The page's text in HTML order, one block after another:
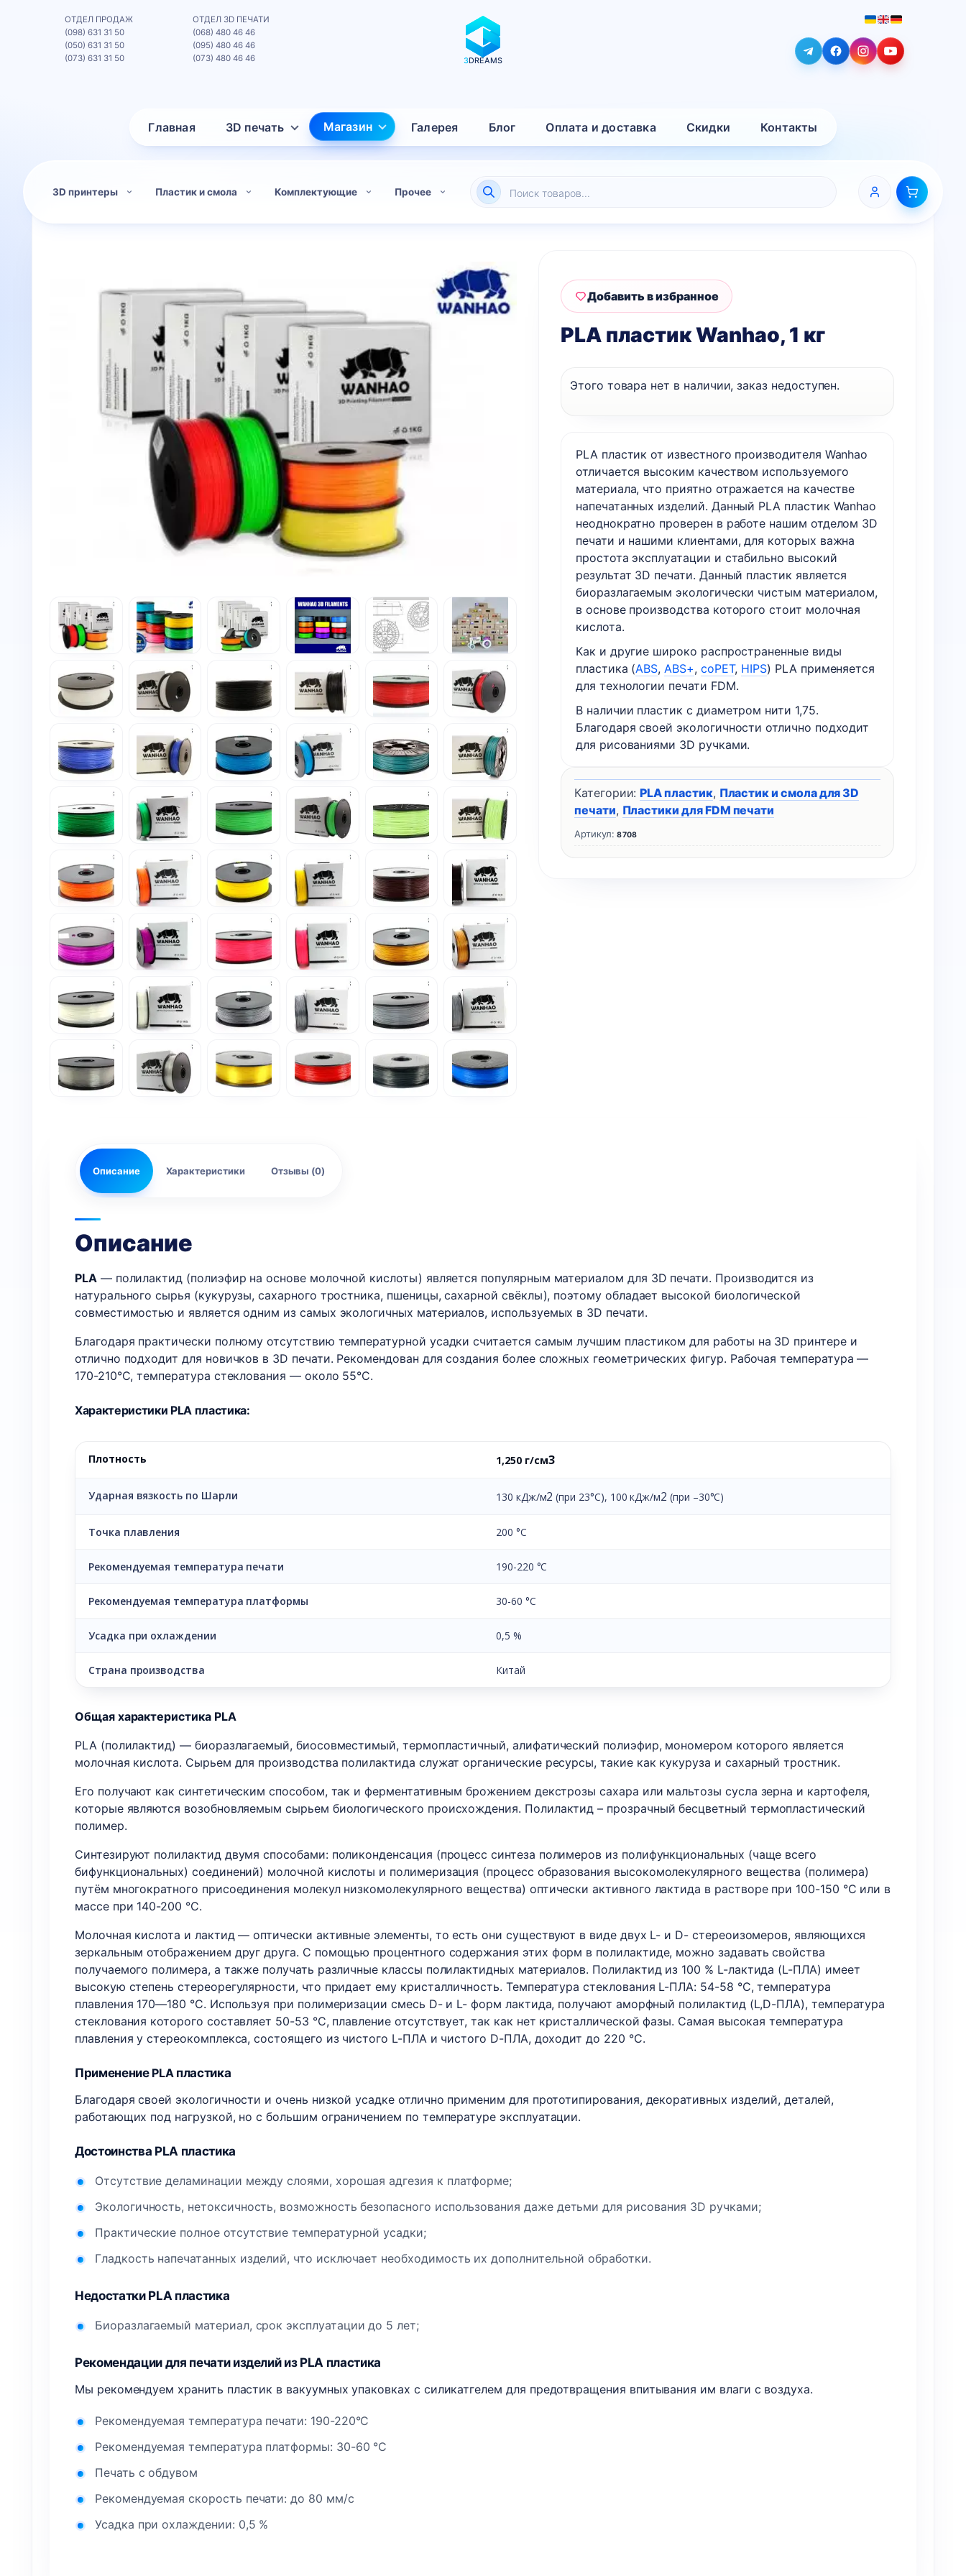
3DREAMS
Главная 3D печать Магазин Галерея Блог Оплата и доставка Скидки Контакты
ОТДЕЛ ПРОДАЖ
(098) 631 31 50
(050) 631 31 50
(073) 631 31 50
ОТДЕЛ 3D ПЕЧАТИ
(068) 480 46 46
(095) 480 46 46
(073) 480 46 46
3D принтеры Пластик и смола Комплектующие Прочее Поиск
PLA пластик Wanhao, 1 кг
PLA пластик от известного производителя Wanhao
отличается высоким качеством используемого
материала, что приятно отражается на качестве
напечатанных изделий. Данный PLA пластик Wanhao
неоднократно проверен в работе нашим отделом 3D
печати и нашими клиентами, для которых важна
простота эксплуатации и стабильно высокий
результат 3D печати. Данный пластик является
биоразлагаемым экологически чистым материалом,
в основе производства которого стоит молочная
кислота.
Как и другие широко распространенные виды
пластика (ABS,ABS+, coPET, HIPS) PLA применяется
для технологии печати FDM.
В наличии пластик с диаметром нити 1,75.
Благодаря своей экологичности отлично подходит
для рисованиями 3D ручками.
Этого товара нет в наличии, заказ недоступен.
Добавить в избранное
Артикул:8708
Категории:PLA пластик, Пластик и смола для 3D
печати, Пластики для FDM печати
Описание Характеристики Отзывы (0)
Описание
PLA— полилактид (полиэфир на основе молочной кислоты) является популярным материалом для 3D печати. Производится из
натурального сырья (кукурузы, сахарного тростника, пшеницы, сахарной свёклы), поэтому обладает высокой биологической
совместимостью и является одним из самых экологичных материалов, используемых в 3D печати.
Благодаря практически полному отсутствию температурной усадки считается самым лучшим пластиком для работы на 3D принтере и
отлично подходит для новичков в 3D печати. Рекомендован для создания более сложных геометрических фигур. Рабочая температура —
170-210°C, температура стеклования — около 55°C.
Характеристики PLA пластика:
Плотность 1,250 г/см3
Ударная вязкость по Шарли 130 кДж/м2 (при 23°C), 100 кДж/м2 (при –30°C)
Точка плавления 200 °С
Рекомендуемая температура печати 190-220 °С
Рекомендуемая температура платформы 30-60 °C
Усадка при охлаждении 0,5 %
Страна производства Китай
Общая характеристика PLA
PLA (полилактид) — биоразлагаемый, биосовместимый, термопластичный, алифатический полиэфир, мономером которого является
молочная кислота. Сырьем для производства полилактида служат органические ресурсы, такие как кукуруза и сахарный тростник.
Его получают как синтетическим способом, так и ферментативным брожением декстрозы сахара или мальтозы сусла зерна и картофеля,
которые являются возобновляемым сырьем биологического происхождения. Полилактид – прозрачный бесцветный термопластический
полимер.
Синтезируют полилактид двумя способами: поликонденсация (процесс синтеза полимеров из полифункциональных (чаще всего
бифункциональных) соединений) молочной кислоты и полимеризация (процесс образования высокомолекулярного вещества (полимера)
путём многократного присоединения молекул низкомолекулярного вещества) оптически активного лактида в растворе при 100-150 °C или в
массе при 140-200 °C.
Молочная кислота и лактид — оптически активные элементы, то есть они существуют в виде двух L- и D- стереоизомеров, являющихся
зеркальным отображением друг друга. С помощью процентного содержания этих форм в полилактиде, можно задавать свойства
получаемого полимера, а также получать различные классы полилактидных материалов. Полилактид из 100 % L-лактида (L-ПЛА) имеет
высокую степень стереорегулярности, что придает ему кристалличность. Температура стеклования L-ПЛА: 54-58 °C, температура
плавления 170—180 °C. Используя при полимеризации смесь D- и L- форм лактида, получают аморфный полилактид (L,D-ПЛА), температура
стеклования которого составляет 50-53 °C, плавление отсутствует, так как нет кристаллической фазы. Самая высокая температура
плавления у стереокомплекса, состоящего из чистого L-ПЛА и чистого D-ПЛА, доходит до 220 °C.
Применение PLAпластика
Благодаря своей экологичности и очень низкой усадке отлично применим для прототипирования, декоративных изделий, деталей,
работающих под нагрузкой, но с большим ограничением по температуре эксплуатации.
Достоинства PLA пластика
Отсутствие деламинации между слоями, хорошая адгезия к платформе;
Экологичность, нетоксичность, возможность безопасного использования даже детьми для рисования 3D ручками;
Практические полное отсутствие температурной усадки;
Гладкость напечатанных изделий, что исключает необходимость их дополнительной обработки.
Недостатки PLA пластика
Биоразлагаемый материал, срок эксплуатации до 5 лет;
Рекомендации для печати изделий из PLA пластика
Мы рекомендуем хранить пластик в вакуумных упаковках с силикатгелем для предотвращения впитывания им влаги с воздуха.
Рекомендуемая температура печати: 190-220°C
Рекомендуемая температура платформы: 30-60 °C
Печать с обдувом
Рекомендуемая скорость печати: до 80 мм/с
Усадка при охлаждении: 0,5 %